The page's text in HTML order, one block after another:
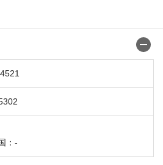
：-